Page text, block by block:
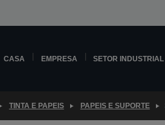
CASA EMPRESA SETOR INDUSTRIAL
TINTA E PAPEIS PAPEIS E SUPORTE